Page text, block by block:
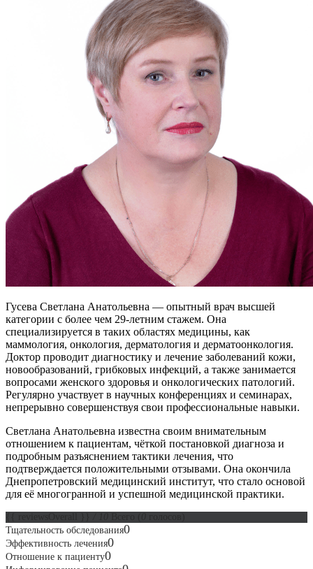
Гусева Светлана Анатольевна — опытный врач высшей
категории с более чем 29-летним стажем. Она
специализируется в таких областях медицины, как
маммология, онкология, дерматология и дерматоонкология.
Доктор проводит диагностику и лечение заболеваний кожи,
новообразований, грибковых инфекций, а также занимается
вопросами женского здоровья и онкологических патологий.
Регулярно участвует в научных конференциях и семинарах,
непрерывно совершенствуя свои профессиональные навыки.
Светлана Анатольевна известна своим внимательным
отношением к пациентам, чёткой постановкой диагноза и
подробным разъяснением тактики лечения, что
подтверждается положительными отзывами. Она окончила
Днепропетровский медицинский институт, что стало основой
для её многогранной и успешной медицинской практики.
Тщательность обследования0
Эффективность лечения0
Отношение к пациенту0